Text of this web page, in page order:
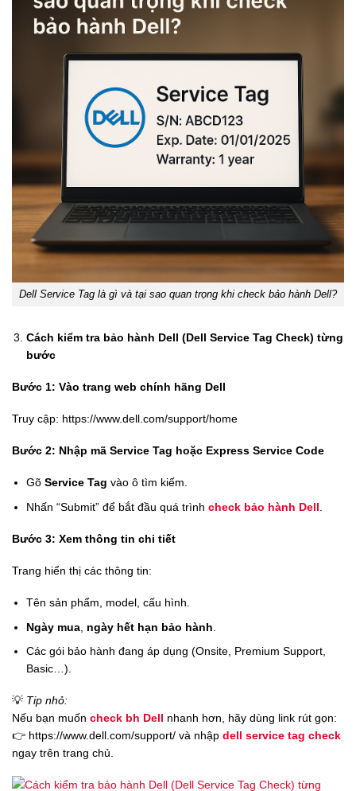
Dell Service Tag là gì và tại sao quan trọng khi check bảo hành Dell?
Cách kiểm tra bảo hành Dell (Dell Service Tag Check) từng
bước
Bước 1: Vào trang web chính hãng Dell
Truy cập: https://www.dell.com/support/home
Bước 2: Nhập mã Service Tag hoặc Express Service Code
GõService Tag vào ô tìm kiếm.
Nhấn “Submit” để bắt đầu quá trìnhcheck bảo hành Dell
Bước 3: Xem thông tin chi tiết
Trang hiển thị các thông tin:
Tên sản phẩm, model, cấu hình.
Ngày mua ngày hết hạn bảo hành
Các gói bảo hành đang áp dụng (Onsite, Premium Support,
Basic…).
💡 Tip nhỏ:
Nếu bạn muốn check bh Dell nhanh hơn, hãy dùng link rút gọn:
👉 https://www.dell.com/support/ và nhập dell service tag check
ngay trên trang chủ.